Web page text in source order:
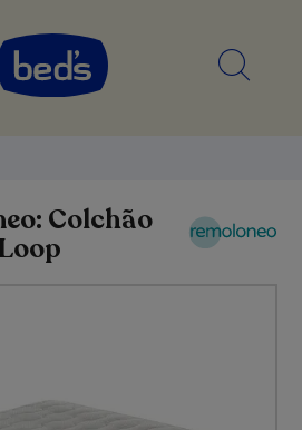
Colchão